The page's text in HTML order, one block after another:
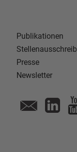
Publikationen
Presse
Newsletter